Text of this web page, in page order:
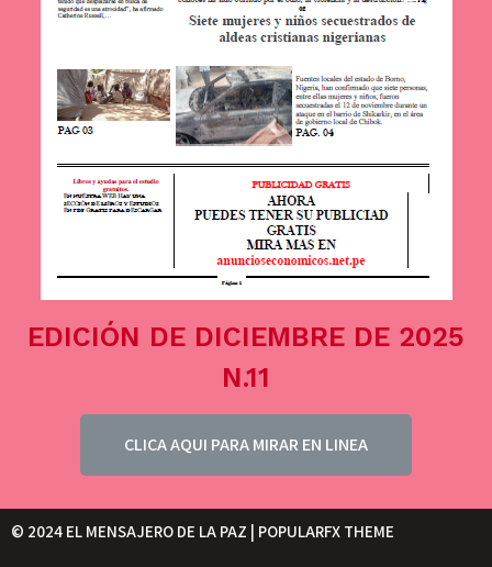
EDICIÓN DE DICIEMBRE DE 2025
N.11
CLICA AQUI PARA MIRAR EN LINEA
© 2024 EL MENSAJERO DE LA PAZ | POPULARFX THEME